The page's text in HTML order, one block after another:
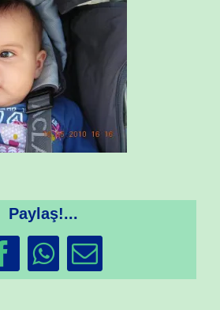
Paylaş!...
Facebook
WhatsApp
Email